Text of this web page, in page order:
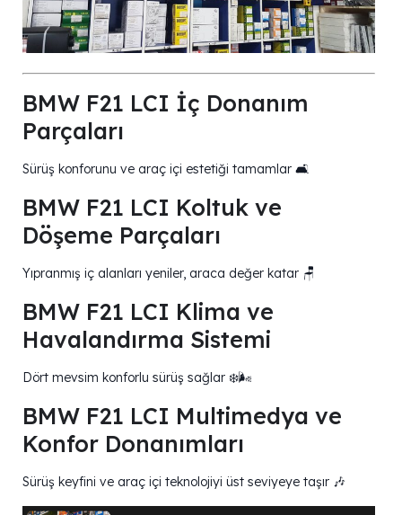
BMW F21 LCI İç Donanım
Parçaları
Sürüş konforunu ve araç içi estetiği tamamlar 🛋️
BMW F21 LCI Koltuk ve
Döşeme Parçaları
Yıpranmış iç alanları yeniler, araca değer katar 🪑
BMW F21 LCI Klima ve
Havalandırma Sistemi
Dört mevsim konforlu sürüş sağlar ❄️🌬️
BMW F21 LCI Multimedya ve
Konfor Donanımları
Sürüş keyfini ve araç içi teknolojiyi üst seviyeye taşır 🎶